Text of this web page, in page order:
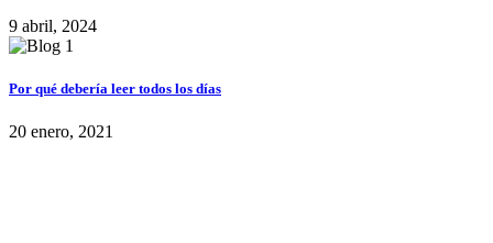
9 abril, 2024
Por qué debería leer todos los días
20 enero, 2021